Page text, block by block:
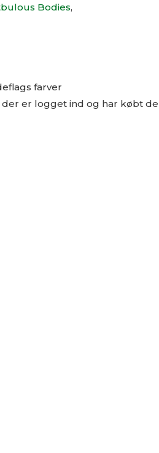
Bodies,
farver
er logget ind og har købt